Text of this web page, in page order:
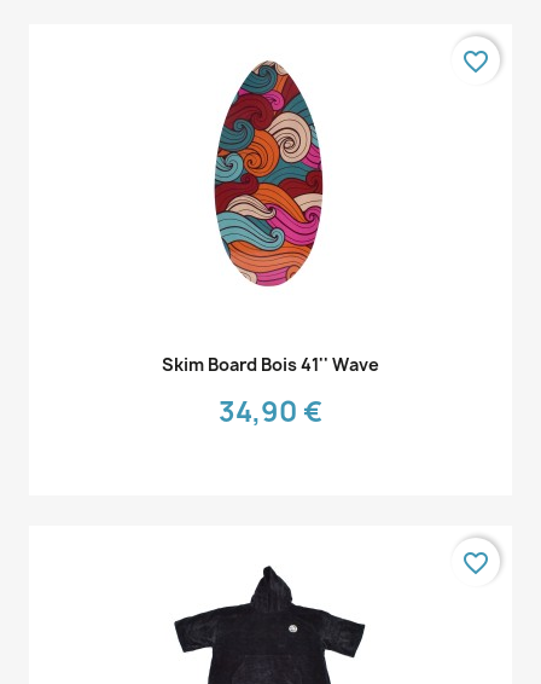
Aperçu rapide
Skim Board Bois 41'' Wave
34,90 €
favorite_border
favorite_border